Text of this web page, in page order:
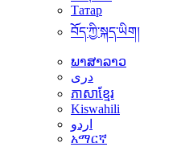
Татар
བོད་ཀྱི་སྐད་ཡིག།
ພາສາລາວ
دری
ភាសាខ្មែរ
Kiswahili
اردو
አማርኛ